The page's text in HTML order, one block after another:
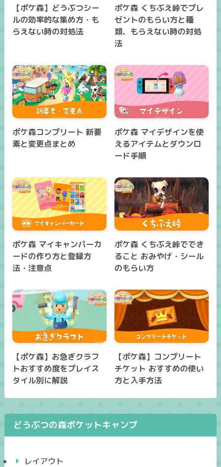
【ポケ森】どうぶつシー
ルの効率的な集め方・も
らえない時の対処法
ポケ森 くちぶえ峠でプレ
ゼントのもらい方と種
類、もらえない時の対処
法
ポケ森コンプリート 新要
素と変更点まとめ
ポケ森 マイデザインを使
えるアイテムとダウンロ
ード手順
ポケ森 マイキャンパーカ
ードの作り方と登録方
法・注意点
ポケ森 くちぶえ峠ででき
ること おみやげ・シール
のもらい方
【ポケ森】お急ぎクラフ
トおすすめ度をプレイス
タイル別に解説
【ポケ森】コンプリート
チケット おすすめの使い
方と入手方法
どうぶつの森ポケットキャンプ
レイアウト